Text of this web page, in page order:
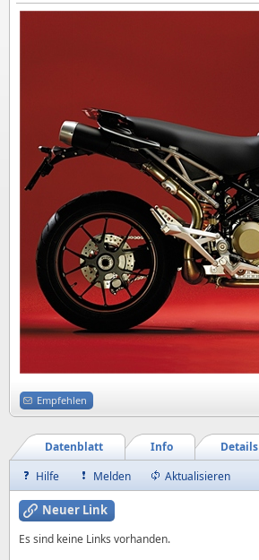
Empfehlen
Details
Info
Datenblatt
Hilfe
Melden Aktualisieren
Neuer Link
Es sind keine Links vorhanden.